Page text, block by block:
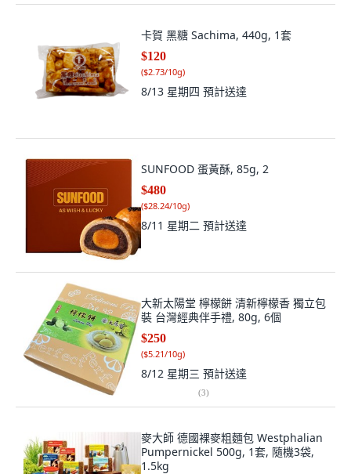
卡賀 黑糖 Sachima, 440g, 1套
$120
($2.73/10g)
8/13 星期四 預計送達
SUNFOOD 蛋黃酥, 85g, 2
$480
($28.24/10g)
8/11 星期二 預計送達
大新太陽堂 檸檬餅 清新檸檬香 獨立包
裝 台灣經典伴手禮, 80g, 6個
$250
($5.21/10g)
8/12 星期三 預計送達
(3)
麥大師 德國裸麥粗麵包 Westphalian
Pumpernickel 500g, 1套, 隨機3袋,
1.5kg